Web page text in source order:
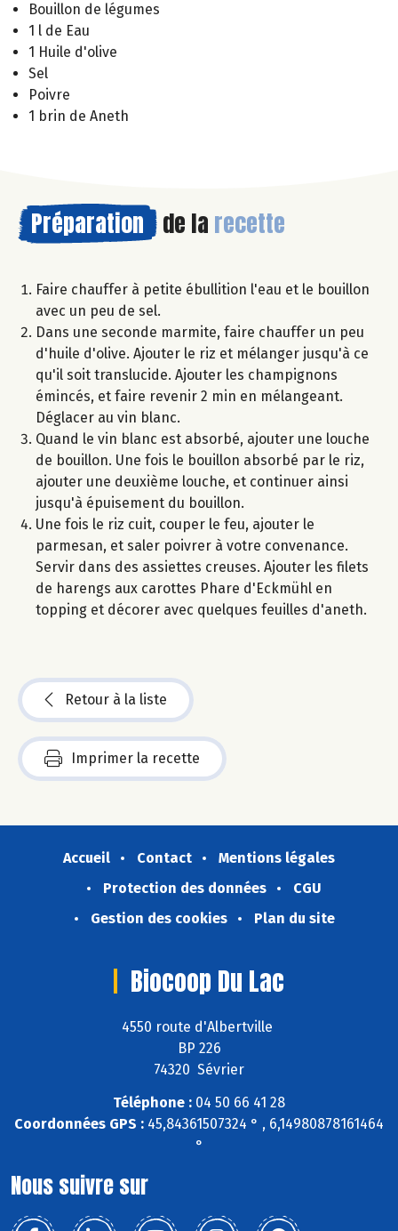
Bouillon de légumes
1 l de Eau
1 Huile d'olive
Sel
Poivre
1 brin de Aneth
Préparation de la recette
Faire chauffer à petite ébullition l'eau et le bouillon
avec un peu de sel.
Dans une seconde marmite, faire chauffer un peu
d'huile d'olive. Ajouter le riz et mélanger jusqu'à ce
qu'il soit translucide. Ajouter les champignons
émincés, et faire revenir 2 min en mélangeant.
Déglacer au vin blanc.
Quand le vin blanc est absorbé, ajouter une louche
de bouillon. Une fois le bouillon absorbé par le riz,
ajouter une deuxième louche, et continuer ainsi
jusqu'à épuisement du bouillon.
Une fois le riz cuit, couper le feu, ajouter le
parmesan, et saler poivrer à votre convenance.
Servir dans des assiettes creuses. Ajouter les filets
de harengs aux carottes Phare d'Eckmühl en
topping et décorer avec quelques feuilles d'aneth.
Retour à la liste
Imprimer la recette
Accueil Contact
Mentions légales
Protection des données
CGU
Gestion des cookies
Plan du site
Biocoop Du Lac
4550 route d'Albertville
BP 226
74320 Sévrier
Téléphone : 04 50 66 41 28
Coordonnées GPS : 45,84361507324 ° , 6,14980878161464
°
Nous suivre sur